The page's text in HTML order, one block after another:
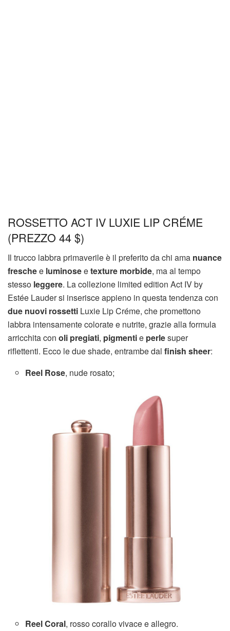
ROSSETTO ACT IV LUXIE LIP CRÉME
(PREZZO 44 $)
Il trucco labbra primaverile è il preferito da chi ama nuance
freschee luminoseetexture morbide, ma al tempo
stesso leggere. La collezione limited edition Act IV by
Estée Lauder si inserisce appieno in questa tendenza con
due nuovi rossetti Luxie Lip Créme, che promettono
labbra intensamente colorate e nutrite, grazie alla formula
arricchita con oli pregiati, pigmentie perlesuper
riflettenti. Ecco le due shade, entrambe dal finish sheer:
Reel Rose, nude rosato;
Reel Coral, rosso corallo vivace e allegro.